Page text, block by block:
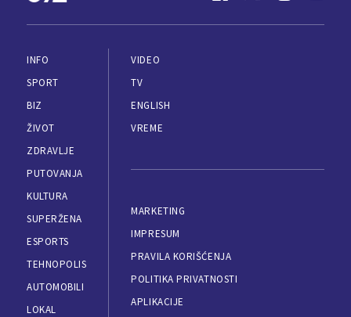
INFO
SPORT
BIZ
ŽIVOT
ZDRAVLJE
PUTOVANJA
KULTURA
SUPERŽENA
ESPORTS
TEHNOPOLIS
AUTOMOBILI
LOKAL
VIDEO
TV
ENGLISH
VREME
MARKETING
IMPRESUM
PRAVILA KORIŠĆENJA
POLITIKA PRIVATNOSTI
APLIKACIJE